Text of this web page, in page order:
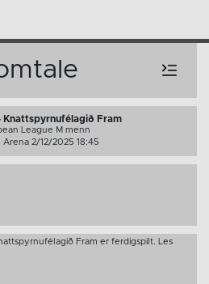
Knattspyrnufélagið Fram
League M menn
2/12/2025 18:45
Fram er ferdigspilt. Les